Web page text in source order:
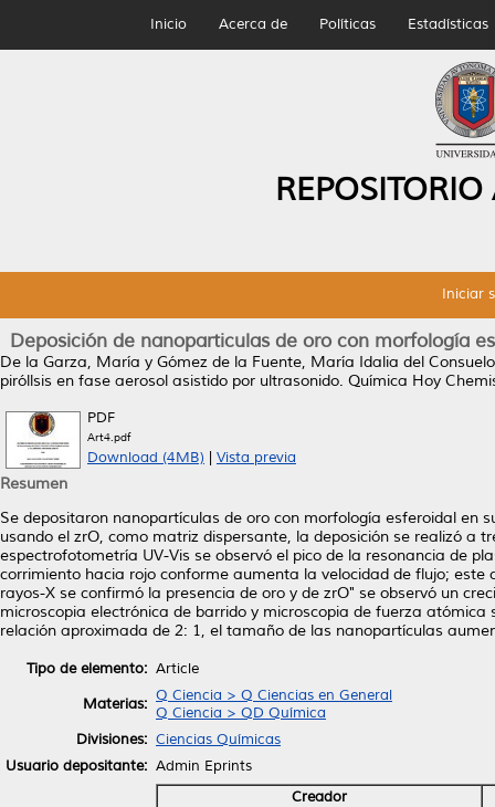
Inicio Acerca de Políticas Estadísticas
Iniciar
Deposición de nanoparticulas de oro con morfología
De la Garza, María y Gómez de la Fuente, María Idalia del Consuelo
piróllsis en fase aerosol asistido por ultrasonido. Química Hoy
PDF
Art4.pdf
Download (4MB) Vista previa
Resumen
Se depositaron nanopartículas de oro con morfología esferoidal en
usando el zrO, como matriz dispersante, la deposición se realizó a
espectrofotometría UV-Vis se observó el pico de la resonancia de
corrimiento hacia rojo conforme aumenta la velocidad de flujo;
rayos-X se confirmó la presencia de oro y de zrO" se observó un
microscopia electrónica de barrido y microscopia de fuerza
relación aproximada de 2: 1, el tamaño de las nanopartículas
Tipo de elemento: Article
Materias: Q Ciencia > Q Ciencias en General
Q Ciencia > QD Química
Divisiones: Ciencias Químicas
Usuario depositante: Admin Eprints
Creador